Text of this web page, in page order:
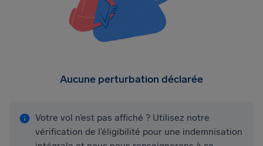
Aucune perturbation déclarée
Votre vol n’est pas affiché ? Utilisez notre
vérification de l’éligibilité pour une indemnisation